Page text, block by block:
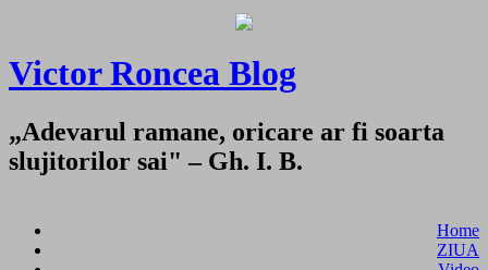
Victor Roncea Blog
„Adevarul ramane, oricare ar fi soarta
slujitorilor sai" – Gh. I. B.
Home
ZIUA